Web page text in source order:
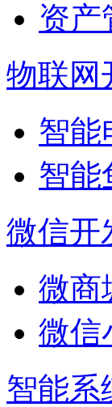
资产
物联网
智能
智能
微信开
微商
微信
智能系